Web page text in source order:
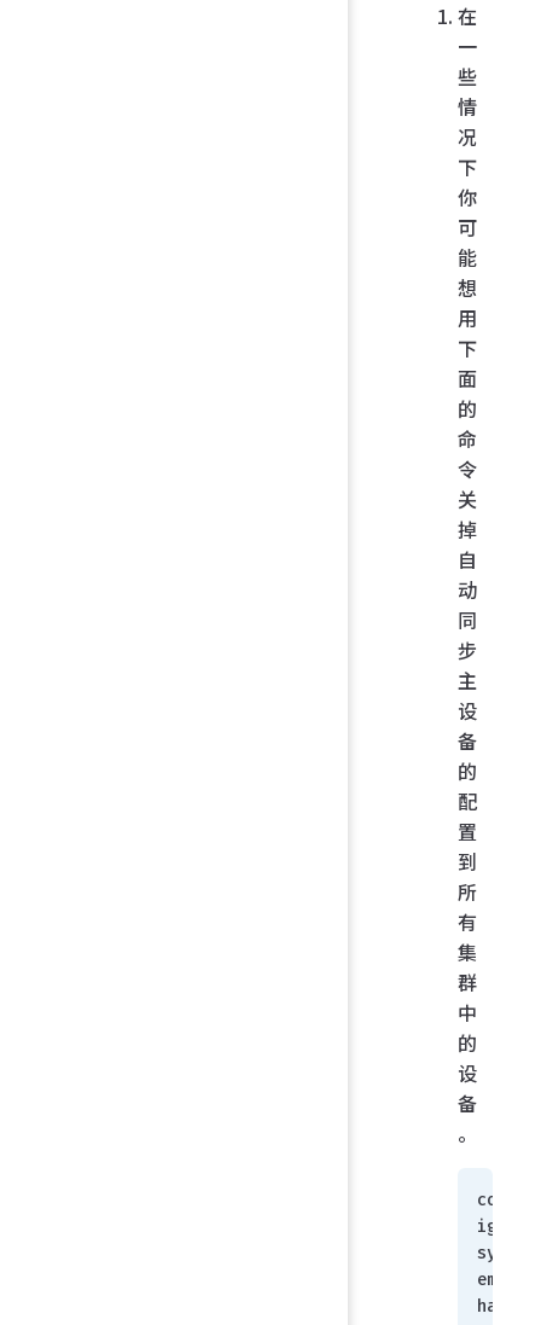
在
一
些
情
况
下
你
可
能
想
用
下
面
的
命
令
关
掉
自
动
同
步
主
设
备
的
配
置
到
所
有
集
群
中
的
设
备
。
conf
ig
syst
em
ha